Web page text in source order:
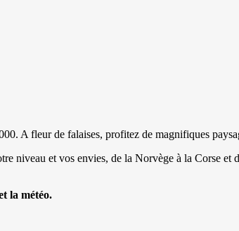
A fleur de falaises, profitez de magnifiques
niveau et vos envies, de la Norvège à la Corse
la météo.